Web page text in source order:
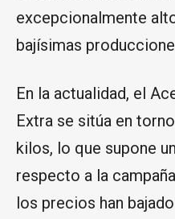
excepcionalmente
bajísimas
En la actualidad, el
Extra se sitúa en
kilos, lo que supone
respecto a la
los precios han